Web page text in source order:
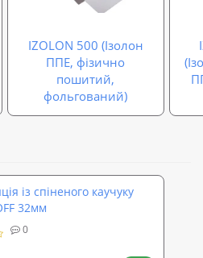
IZOLON 500 (Ізолон
ППЕ, фізично
пошитий,
фольгований)
із спіненого каучуку
32мм
0